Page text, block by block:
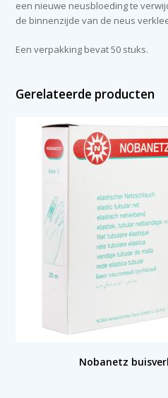
een nieuwe neusbloeding te
de binnenzijde van de neus
Een verpakking bevat 50 stuks.
Gerelateerde producten
Nobanetz